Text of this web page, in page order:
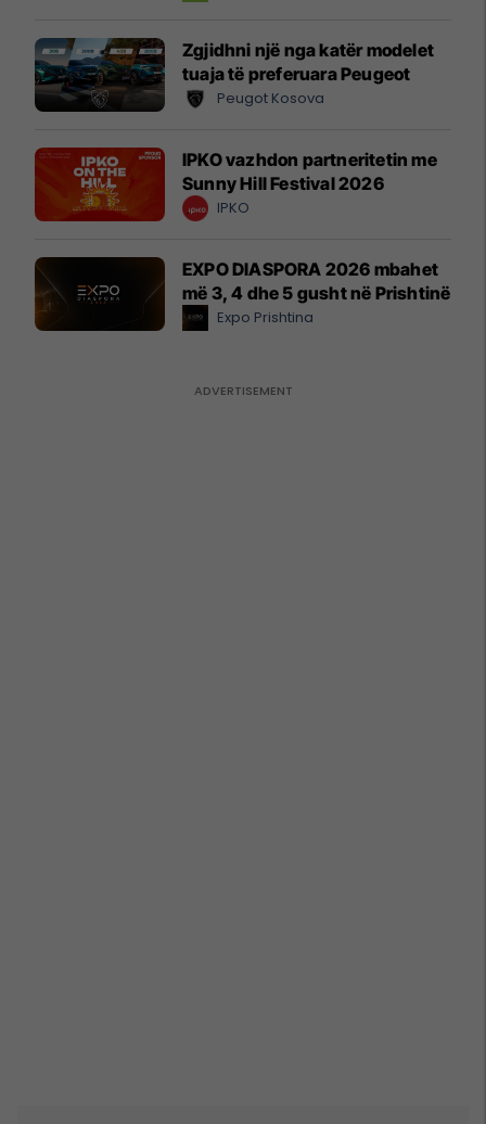
Zgjidhni një nga katër modelet
tuaja të preferuara Peugeot
Peugot Kosova
IPKO vazhdon partneritetin me
Sunny Hill Festival 2026
IPKO
EXPO DIASPORA 2026 mbahet
më 3, 4 dhe 5 gusht në Prishtinë
Expo Prishtina